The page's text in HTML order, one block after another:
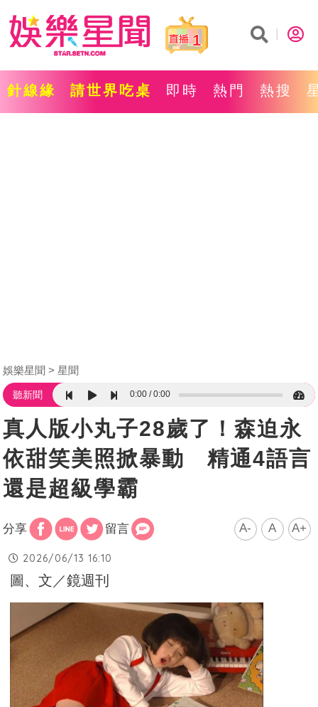
1
針線緣 請世界吃桌 即時 熱門 熱搜
娛樂星聞 星聞
聽新聞 0:00 0:00
真人版小丸子28歲了！森迫永
依甜笑美照掀暴動 精通4語言
還是超級學霸
分享 留言 A- A A+
2026/06/13 16:10
圖、文／鏡週刊